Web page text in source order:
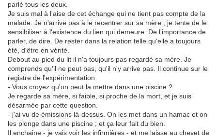
parlé tous les deux.
Je suis mal à l'aise de cet échange qui ne tient pas compte de la
malade. Je n'arrive pas à le recentrer sur sa mère ; je tente de le
sensibiliser à l'existence du lien qui demeure. De l'importance de
parler, de dire. De rester dans la relation telle qu'elle a toujours
été, d'être en vérité.
Debout au pied du lit il n'a toujours pas regardé sa mère. Je
comprends qu'il ne peut pas, qu'il n'y arrive pas. Il continue sur le
registre de l'expérimentation
- Vous croyez qu'on peut la mettre dans une piscine ?
Je regarde sa mère, si faible, si proche de la mort, et je suis
désarmée par cette question.
- j'ai vu de émissions là-dessus. On les met dans un hamac et on
les plonge dans une piscine ; et ça leur fait du bien.
Il enchaine - je vais voir les infirmières - et me laisse au chevet de